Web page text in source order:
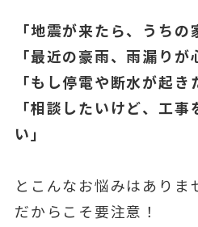
「地震が来たら、うちの
「最近の豪雨、雨漏りが
「もし停電や断水が起き
「相談したいけど、工
い」
とこんなお悩みはありま
だからこそ要注意！